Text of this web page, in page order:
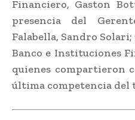
Financiero, Gaston
presencia del
Falabella, Sandro
Banco e Instituciones
quienes compartieron
última competencia del